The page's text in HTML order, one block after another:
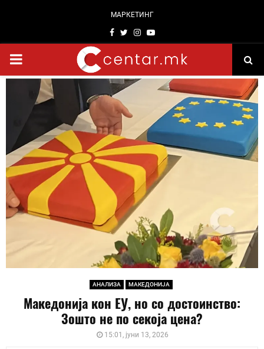
МАРКЕТИНГ
Facebook
TwitterInstagram
Youtube
PRIMARY
MENU
АНАЛИЗА МАКЕДОНИЈА
Македонија кон ЕУ, но со достоинство:
Зошто не по секоја цена?
15:01, јуни 13, 2026